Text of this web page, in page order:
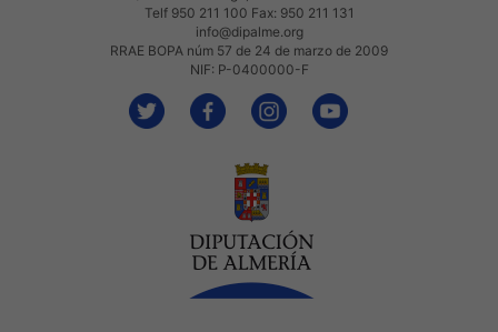
Telf 950 211 100 Fax: 950 211 131
info@dipalme.org
RRAE BOPA núm 57 de 24 de marzo de 2009
NIF: P-0400000-F